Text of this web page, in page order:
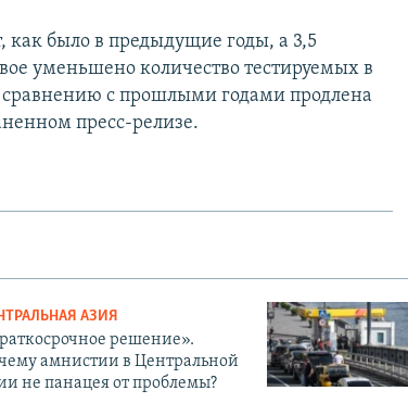
было в предыдущие годы, а 3,5
уменьшено количество тестируемых в
с прошлыми годами продлена
пресс-релизе.
АЗИЯ
решение».
амнистии в Центральной
не панацея от проблемы?